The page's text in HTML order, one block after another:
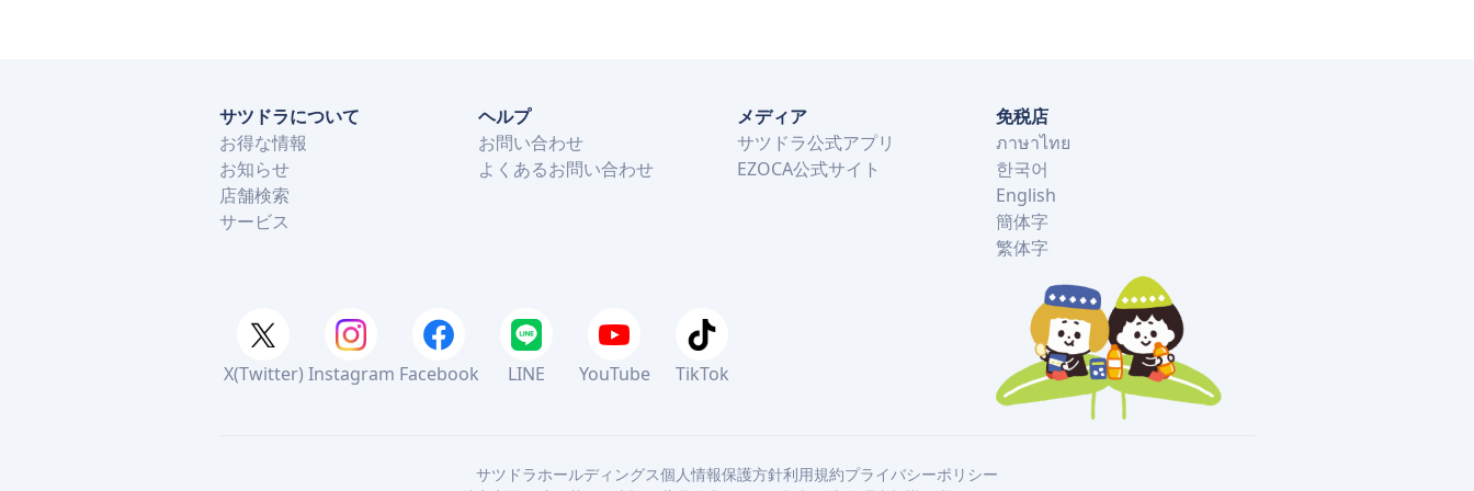
サツドラについて
お得な情報
お知らせ
店舗検索
サービス
ヘルプ
お問い合わせ
よくあるお問い合わせ
メディア
サツドラ公式アプリ
EZOCA公式サイト
免税店
ภาษาไทย
한국어
English
簡体字
繁体字
X(Twitter) Instagram Facebook LINE YouTube TikTok
サツドラホールディングス個人情報保護方針利用規約プライバシーポリシー